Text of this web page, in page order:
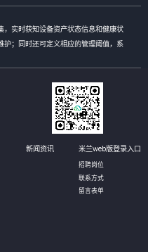
，实时获知设备资产状态信息和健康状
护；同时还可定义相应的管理阈值，系
新闻资讯 米兰web版登录入口
招聘岗位
联系方式
留言表单